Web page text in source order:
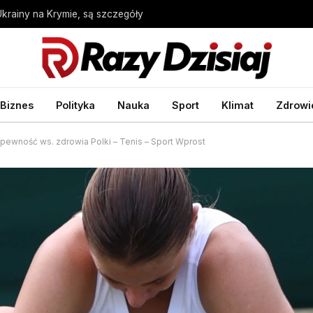
na Krymie, są szczegóły
Biznes Polityka Nauka Sport Klimat
ws. zdrowia Polki – Tenis – Sport Wprost